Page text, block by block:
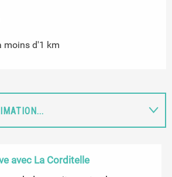
moins d'1 km
avec La Corditelle